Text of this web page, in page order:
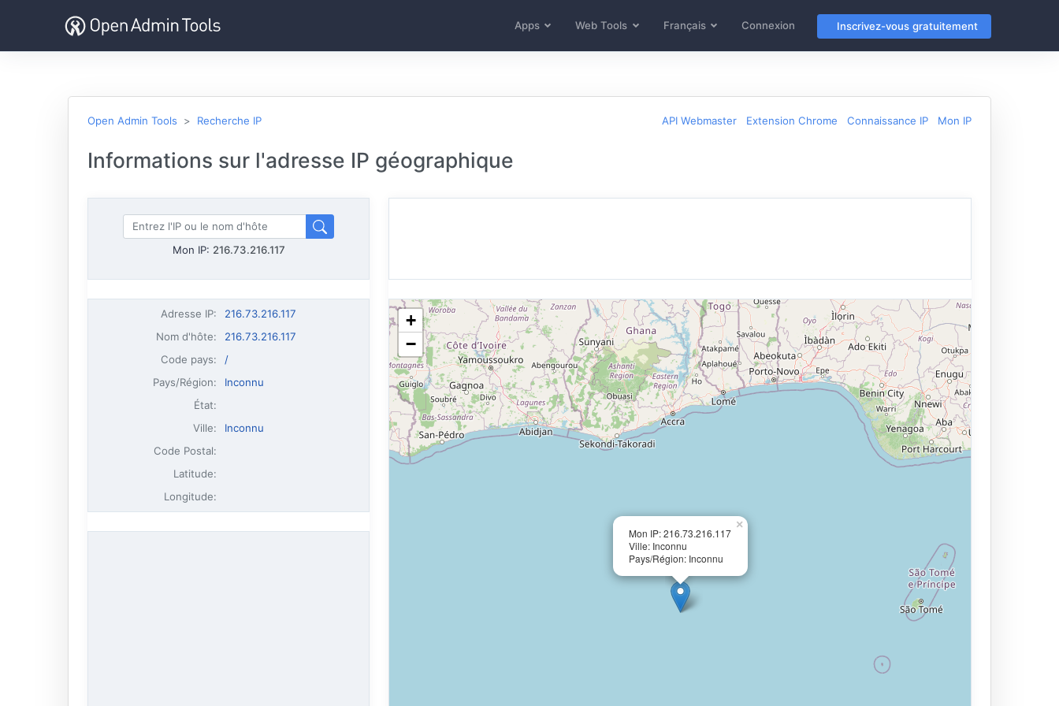
Apps Web Tools Français Connexion Inscrivez-vous gratuitement
Open Admin Tools Recherche IP API Webmaster Extension Chrome Connaissance IP Mon IP
Informations sur l'adresse IP géographique
Mon IP: 216.73.216.117
Adresse IP:
216.73.216.117
Nom d'hôte:
216.73.216.117
Code pays:
/
Pays/Région:
Inconnu
État:
Ville:
Inconnu
Code Postal:
Latitude:
Longitude:
Mon IP: 216.73.216.117
Ville: Inconnu
Pays/Région: Inconnu
×
+
−